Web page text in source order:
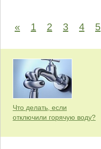
« 1 2 3 4 5
Что делать, если
отключили горячую воду?